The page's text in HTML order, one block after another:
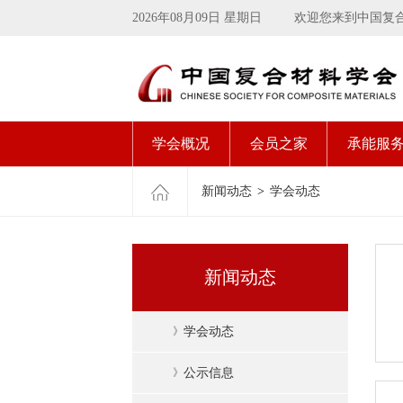
2026年08月09日 星期日 欢迎您来到中国复
学会概况 会员之家 承能服
新闻动态 > 学会动态
新闻动态
》 学会动态
》 公示信息